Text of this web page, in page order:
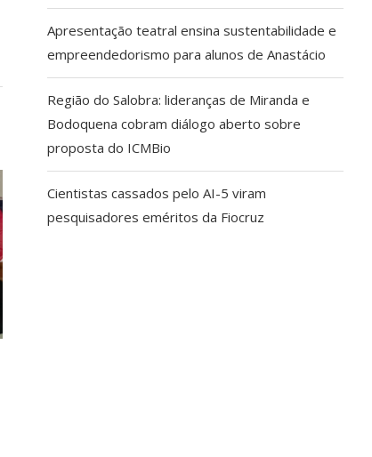
Apresentação teatral ensina sustentabilidade e
empreendedorismo para alunos de Anastácio
Região do Salobra: lideranças de Miranda e
Bodoquena cobram diálogo aberto sobre
proposta do ICMBio
Cientistas cassados pelo AI-5 viram
pesquisadores eméritos da Fiocruz